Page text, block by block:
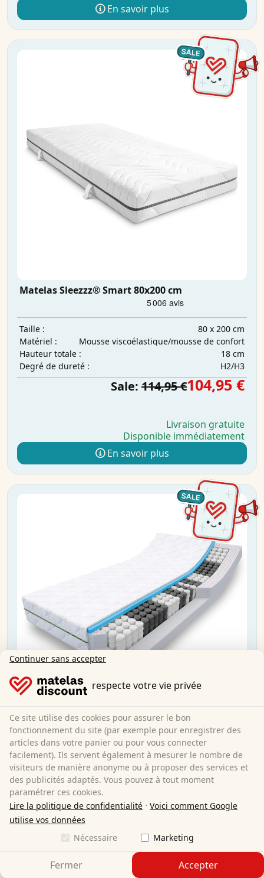
En savoir plus
Matelas Sleezzz® Smart 80x200 cm
Taille :
80 x 200 cm
Matériel :
Mousse viscoélastique/mousse de confort
Hauteur totale :
18 cm
Degré de dureté :
H2/H3
Sale: 114,95 €104,95 €
Livraison gratuite
Disponible immédiatement
En savoir plus
Matelas à ressorts ensachés Sleezzz® Smart T21
90x200 cm H2/H3
Taille :
90 x 200 cm
Matériel :
Hauteur totale :
21 cm
Degré de dureté :
Sale:114,95 €104,95 €
Continuer sans accepter
respecte votre vie privée
Ce site utilise des cookies pour assurer le bon
fonctionnement du site (par exemple pour enregistrer des
articles dans votre panier ou pour vous connecter
facilement). Ils servent également à mesurer le nombre de
visiteurs de manière anonyme ou à proposer des services et
des publicités adaptés. Vous pouvez à tout moment
paramétrer ces cookies.
Lire la politique de confidentialité · Voici comment Google
utilise vos données
Nécessaire
Marketing
Fermer Accepter